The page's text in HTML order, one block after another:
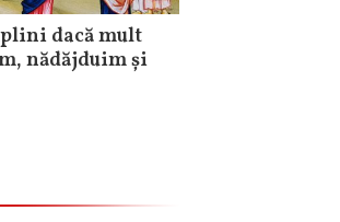
dacă mult
nădăjduim și